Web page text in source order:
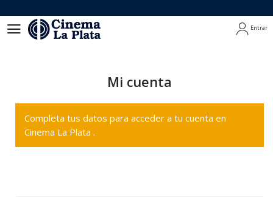
Entrar
Mi cuenta
Completa tus datos para acceder a tu cuenta en
Cinema La Plata .